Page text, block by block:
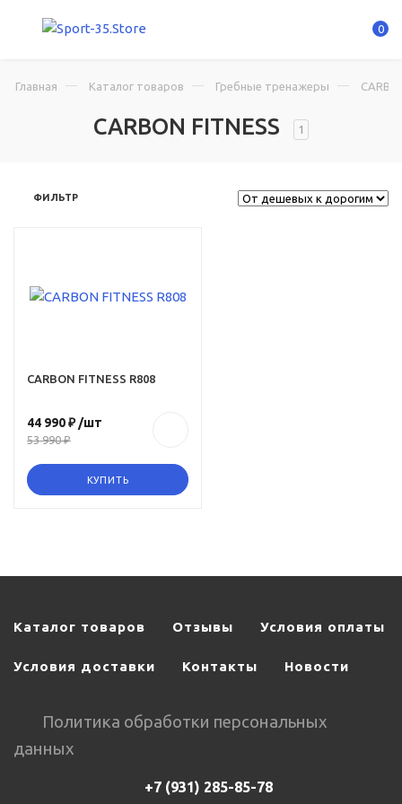
0
CARBON FITNESS 1
Главная Каталог товаров Гребные тренажеры
ФИЛЬТР
CARBON FITNESS R808
44 990 ₽/шт
53 990 ₽
КУПИТЬ
Каталог товаров Отзывы Условия оплаты
Условия доставки Контакты Новости
Политика обработки персональных
данных
+7 (931) 285-85-78